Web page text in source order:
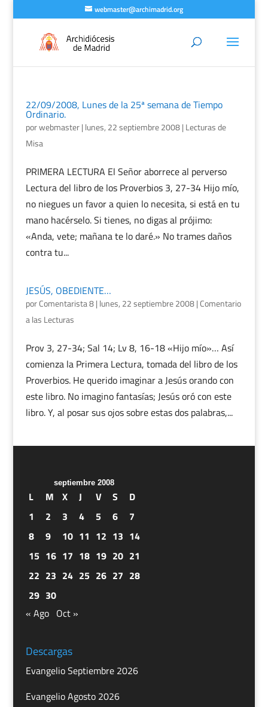
webmaster@archimadrid.org
22/09/2008, Lunes de la 25ª semana de Tiempo
Ordinario.
porwebmaster| lunes, 22 septiembre 2008| Lecturas de
Misa
PRIMERA LECTURA El Señor aborrece al perverso
Lectura del libro de los Proverbios 3, 27-34 Hijo mío,
no niegues un favor a quien lo necesita, si está en tu
mano hacérselo. Si tienes, no digas al prójimo:
«Anda, vete; mañana te lo daré.» No trames daños
contra tu...
JESÚS, OBEDIENTE…
porComentarista 8| lunes, 22 septiembre 2008|Comentario
a las Lecturas
Prov 3, 27-34; Sal 14; Lv 8, 16-18 «Hijo mío»… Así
comienza la Primera Lectura, tomada del libro de los
Proverbios. He querido imaginar a Jesús orando con
este libro. No imagino fantasías; Jesús oró con este
libro. Y, al posar sus ojos sobre estas dos palabras,...
septiembre 2008
L M X J V S
D
1
2 3 4 5 6
7
8
9 10 11 12 13 14
15 16 17 18 19 20 21
22 23 24 25 26 27 28
29 30
« Ago Oct »
Descargas
Evangelio Septiembre 2026
Evangelio Agosto 2026